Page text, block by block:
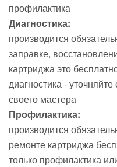
профилактика
Диагностика:
производится
заправке,
картриджа это
диагностика -
своего мастера
Профилактика:
производится
ремонте картриджа
только профилактика